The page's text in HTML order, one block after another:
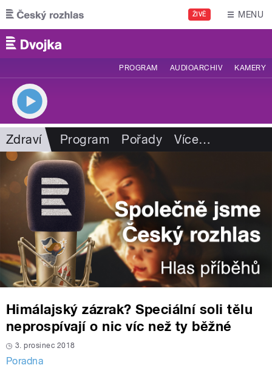
Přejít k hlavnímu obsahu
ŽIVĚ MENU
PROGRAM AUDIOARCHIV KAMERY
Zdraví Program Pořady Více…
Himálajský zázrak? Speciální soli tělu
neprospívají o nic víc než ty běžné
3. prosinec 2018
Poradna